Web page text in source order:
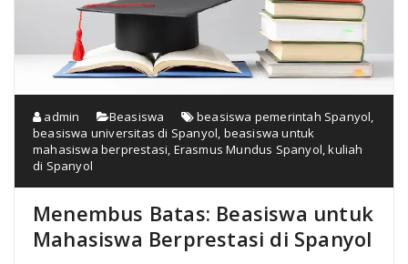
admin Beasiswa beasiswa pemerintah Spanyol,
beasiswa universitas di Spanyol, beasiswa untuk
mahasiswa berprestasi, Erasmus Mundus Spanyol,kuliah
di Spanyol
Menembus Batas: Beasiswa untuk
Mahasiswa Berprestasi di Spanyol